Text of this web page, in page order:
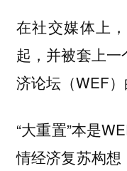
在社交媒体上
起，并被套上
济论坛（WEF）
“大重置”本是
情经济复苏构